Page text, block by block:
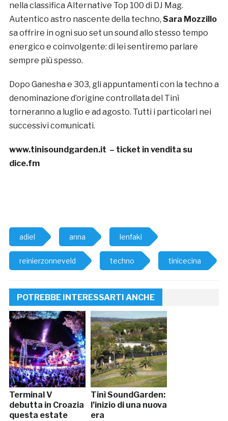
nella classifica Alternative Top 100 di DJ Mag.
Autentico astro nascente della techno, Sara Mozzillo
sa offrire in ogni suo set un sound allo stesso tempo
energico e coinvolgente: di lei sentiremo parlare
sempre più spesso.
Dopo Ganesha e 303, gli appuntamenti con la techno a
denominazione d’origine controllata del Tinì
torneranno a luglio e ad agosto. Tutti i particolari nei
successivi comunicati.
www.tinisoundgarden.it – ticket in vendita su
dice.fm
adiel anna lenfaki
reinierzonneveld techno tinìcecina
POTREBBE INTERESSARTI ANCHE
Terminal V
debutta in Croazia
questa estate
Tinì SoundGarden:
l’inizio di una nuova
era